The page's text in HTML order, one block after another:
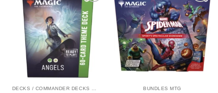
DECKS / COMMANDER DECKS MTG BUNDLES MTG